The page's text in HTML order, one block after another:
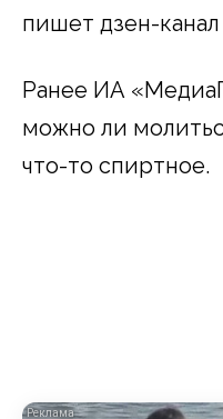
пишет дзен-канал
Ранее ИА
можно ли
что-то спиртное.